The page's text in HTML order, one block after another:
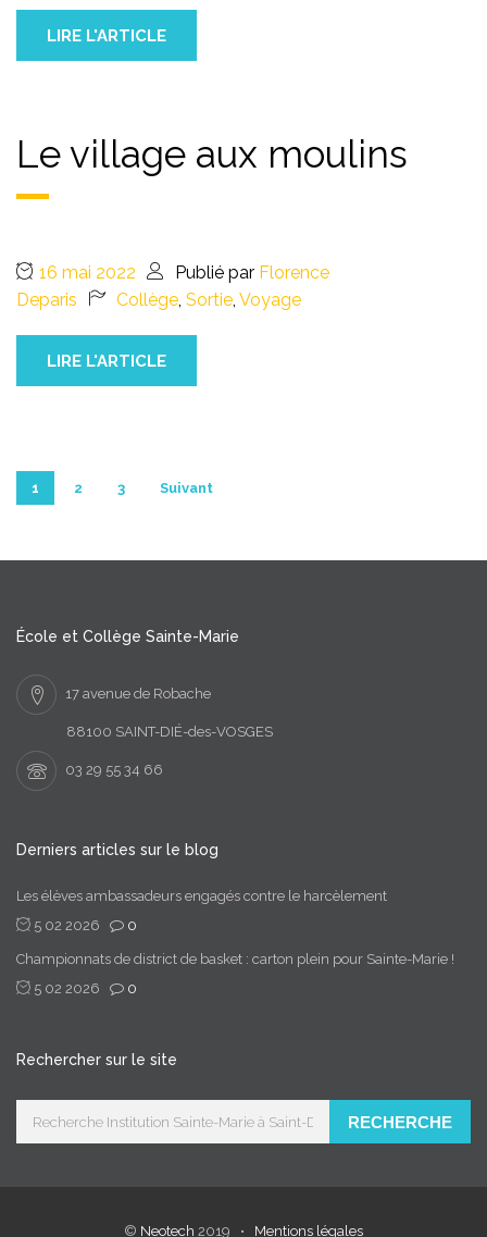
LIRE L'ARTICLE
Le village aux moulins
16 mai 2022 Publié par Florence
Deparis
Collège, Sortie, Voyage
LIRE L'ARTICLE
1 2 3 Suivant
École et Collège Sainte-Marie
17 avenue de Robache
88100 SAINT-DIÉ-des-VOSGES
03 29 55 34 66
Derniers articles sur le blog
Les élèves ambassadeurs engagés contre le harcèlement
5 02 2026
0
Championnats de district de basket : carton plein pour Sainte-Marie !
5 02 2026
0
Rechercher sur le site
RECHERCHE
© Neotech 2019 • Mentions légales